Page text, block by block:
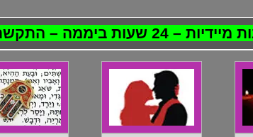
ביממה – התקשרו 072-2735190 - דיסקרטיות מוחלטת!